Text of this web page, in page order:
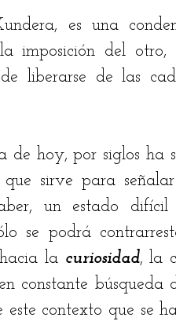
es una
imposición del otro,
liberarse de las
de hoy, por siglos ha
sirve para
un estado
se podrá
la curiosidad, la
constante
contexto que se